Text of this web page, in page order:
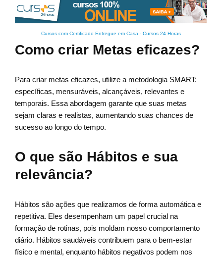
Cursos com Certificado Entregue em Casa - Cursos 24 Horas
Como criar Metas eficazes?
Para criar metas eficazes, utilize a metodologia SMART:
específicas, mensuráveis, alcançáveis, relevantes e
temporais. Essa abordagem garante que suas metas
sejam claras e realistas, aumentando suas chances de
sucesso ao longo do tempo.
O que são Hábitos e sua
relevância?
Hábitos são ações que realizamos de forma automática e
repetitiva. Eles desempenham um papel crucial na
formação de rotinas, pois moldam nosso comportamento
diário. Hábitos saudáveis contribuem para o bem-estar
físico e mental, enquanto hábitos negativos podem nos